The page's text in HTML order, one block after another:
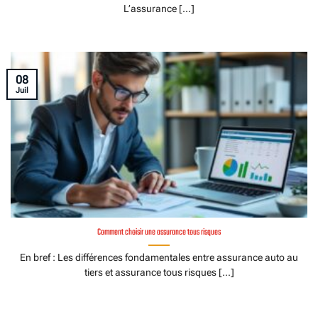
L’assurance [...]
Comment choisir une assurance tous risques
En bref : Les différences fondamentales entre assurance auto au
tiers et assurance tous risques [...]
08
Juil